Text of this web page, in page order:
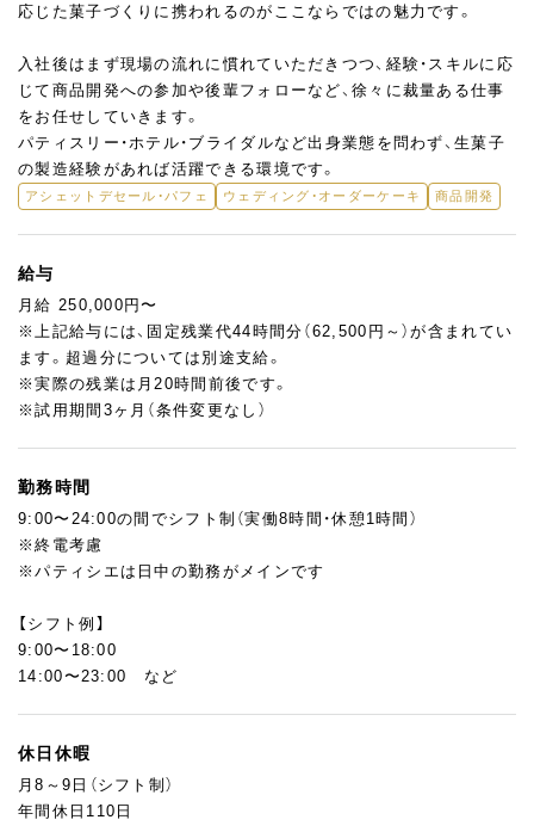
応じた菓子づくりに携われるのがここならではの魅力です。
入社後はまず現場の流れに慣れていただきつつ、経験・スキルに応
じて商品開発への参加や後輩フォローなど、徐々に裁量ある仕事
をお任せしていきます。
パティスリー・ホテル・ブライダルなど出身業態を問わず、生菓子
の製造経験があれば活躍できる環境です。
アシェットデセール・パフェ ウェディング・オーダーケーキ 商品開発
給与
月給 250,000円〜
※上記給与には、固定残業代44時間分（62,500円～）が含まれてい
ます。超過分については別途支給。
※実際の残業は月20時間前後です。
※試用期間3ヶ月（条件変更なし）
勤務時間
9:00〜24:00の間でシフト制（実働8時間・休憩1時間）
※終電考慮
※パティシエは日中の勤務がメインです
【シフト例】
9:00〜18:00
14:00〜23:00 など
休日休暇
月8～9日（シフト制）
年間休日110日